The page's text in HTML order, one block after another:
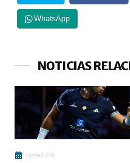
WhatsApp
NOTICIAS
agosto 8, 2026